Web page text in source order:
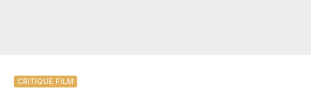
CRITIQUE FILM